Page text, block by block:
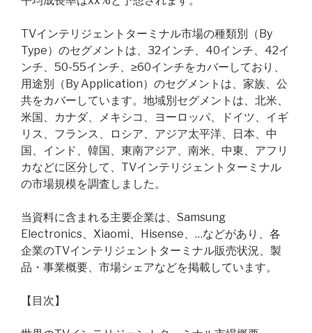
TVインテリジェントターミナル市場の種類別（By
Type）のセグメントは、32インチ、40インチ、42イ
ンチ、50-55インチ、≥60インチをカバーしており、
用途別（By Application）のセグメントは、家族、公
共をカバーしています。地域別セグメントは、北米、
米国、カナダ、メキシコ、ヨーロッパ、ドイツ、イギ
リス、フランス、ロシア、アジア太平洋、日本、中
国、インド、韓国、東南アジア、南米、中東、アフリ
カなどに区分して、TVインテリジェントターミナル
の市場規模を調査しました。
当資料に含まれる主要企業は、Samsung
Electronics、Xiaomi、Hisense、…などがあり、各
企業のTVインテリジェントターミナル販売状況、製
品・事業概要、市場シェアなどを掲載しています。
【目次】